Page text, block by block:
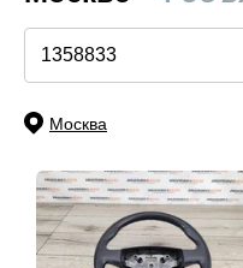
Москва